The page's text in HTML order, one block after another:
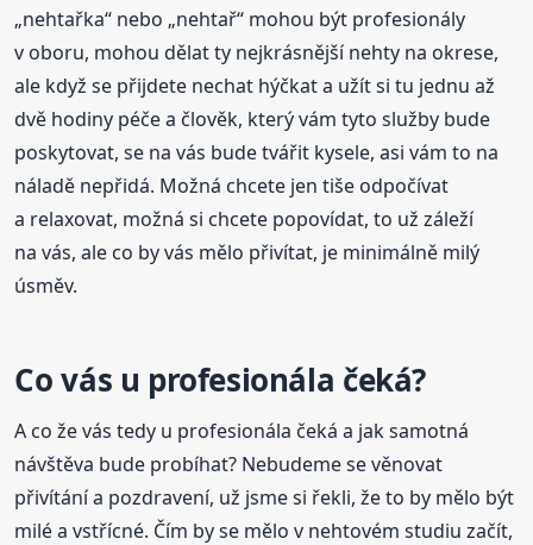
„nehtařka“ nebo „nehtař“ mohou být profesionály
v oboru, mohou dělat ty nejkrásnější nehty na okrese,
ale když se přijdete nechat hýčkat a užít si tu jednu až
dvě hodiny péče a člověk, který vám tyto služby bude
poskytovat, se na vás bude tvářit kysele, asi vám to na
náladě nepřidá. Možná chcete jen tiše odpočívat
a relaxovat, možná si chcete popovídat, to už záleží
na vás, ale co by vás mělo přivítat, je minimálně milý
úsměv.
Co vás u profesionála čeká?
A co že vás tedy u profesionála čeká a jak samotná
návštěva bude probíhat? Nebudeme se věnovat
přivítání a pozdravení, už jsme si řekli, že to by mělo být
milé a vstřícné. Čím by se mělo v nehtovém studiu začít,